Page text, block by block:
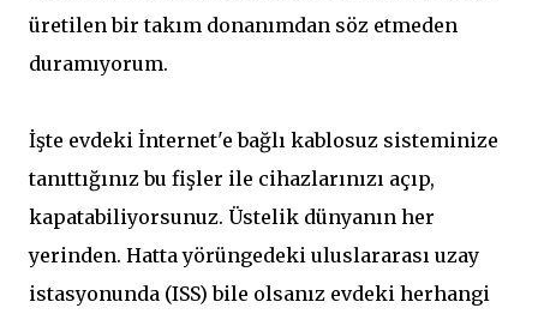
üretilen bir takım donanımdan söz etmeden
duramıyorum.
İşte evdeki İnternet'e bağlı kablosuz sisteminize
tanıttığınız bu fişler ile cihazlarınızı açıp,
kapatabiliyorsunuz. Üstelik dünyanın her
yerinden. Hatta yörüngedeki uluslararası uzay
istasyonunda (ISS) bile olsanız evdeki herhangi